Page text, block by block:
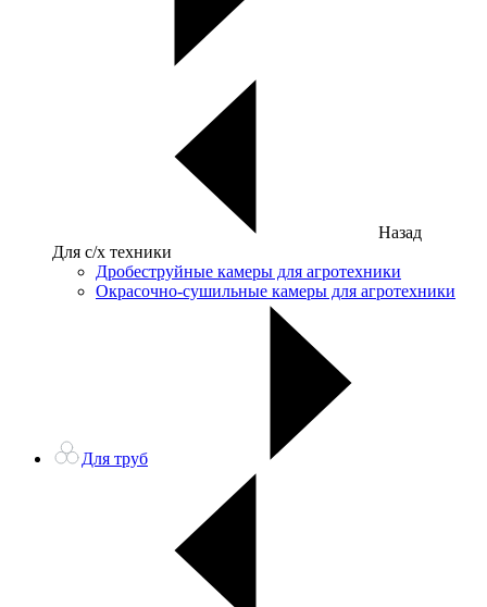
Назад
Для с/х техники
Дробеструйные камеры для агротехники
Окрасочно-сушильные камеры для агротехники
Для труб